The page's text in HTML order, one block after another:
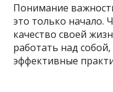
Понимание
это только начало.
качество своей
работать над
эффективные